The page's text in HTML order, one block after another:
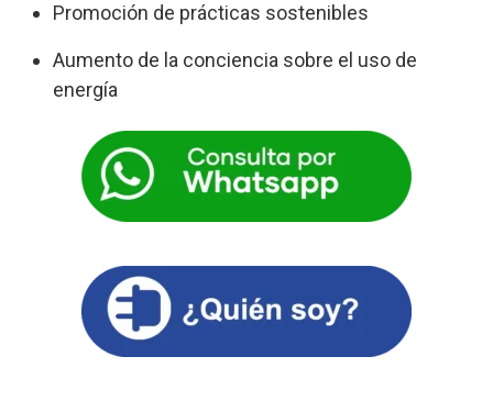
Promoción de prácticas sostenibles
Aumento de la conciencia sobre el uso de
energía